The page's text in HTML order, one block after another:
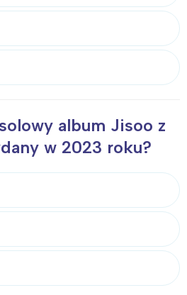
album Jisoo z
w 2023 roku?